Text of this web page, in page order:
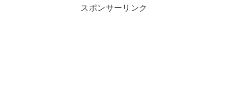
スポンサーリンク